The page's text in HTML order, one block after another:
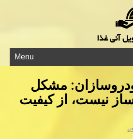
آنی غذا
Menu
مشكل
نیست، از كیفیت